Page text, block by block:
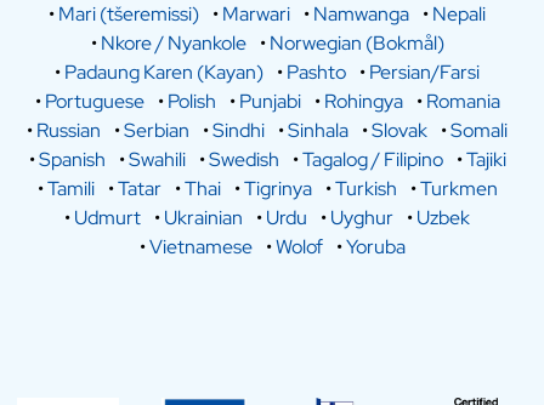
•Mari (tšeremissi) •Marwari •Namwanga •Nepali
•Nkore / Nyankole •Norwegian (Bokmål)
•Padaung Karen (Kayan) •Pashto •Persian/Farsi
•Portuguese •Polish •Punjabi •Rohingya •Romania
•Russian •Serbian •Sindhi •Sinhala •Slovak •Somali
•Spanish •Swahili •Swedish •Tagalog / Filipino •Tajiki
•Tamili •Tatar •Thai •Tigrinya •Turkish •Turkmen
•Udmurt •Ukrainian •Urdu •Uyghur •Uzbek
•Vietnamese •Wolof •Yoruba